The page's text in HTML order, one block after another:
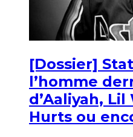
[Dossier]
l’homme
d’Aaliyah,
Hurts ou